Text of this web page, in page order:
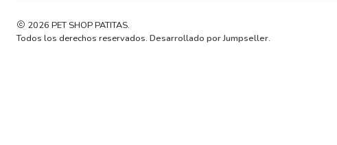
2026 PET SHOP PATITAS.
Todos los derechos reservados. Desarrollado por Jumpseller.